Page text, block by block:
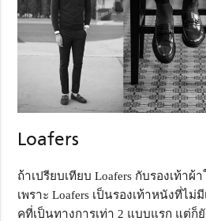
Loafers
ถ้าเปรียบเทียบ Loafers กับรองเท้าผ้
เพราะ Loafers เป็นรองเท้าหนังที่ไม่
คที่เป็นทางการเท่า 2 แบบแรก แต่ก็